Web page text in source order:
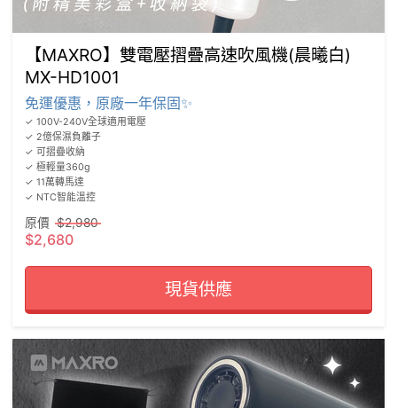
【MAXRO】雙電壓摺疊高速吹風機(晨曦白)
MX-HD1001
免運優惠，原廠一年保固✨
✓ 100V-240V全球適用電壓
✓ 2億保濕負離子
✓ 可摺疊收納
✓ 極輕量360g
✓ 11萬轉馬達
✓ NTC智能溫控
原價 $2,980
$2,680
現貨供應